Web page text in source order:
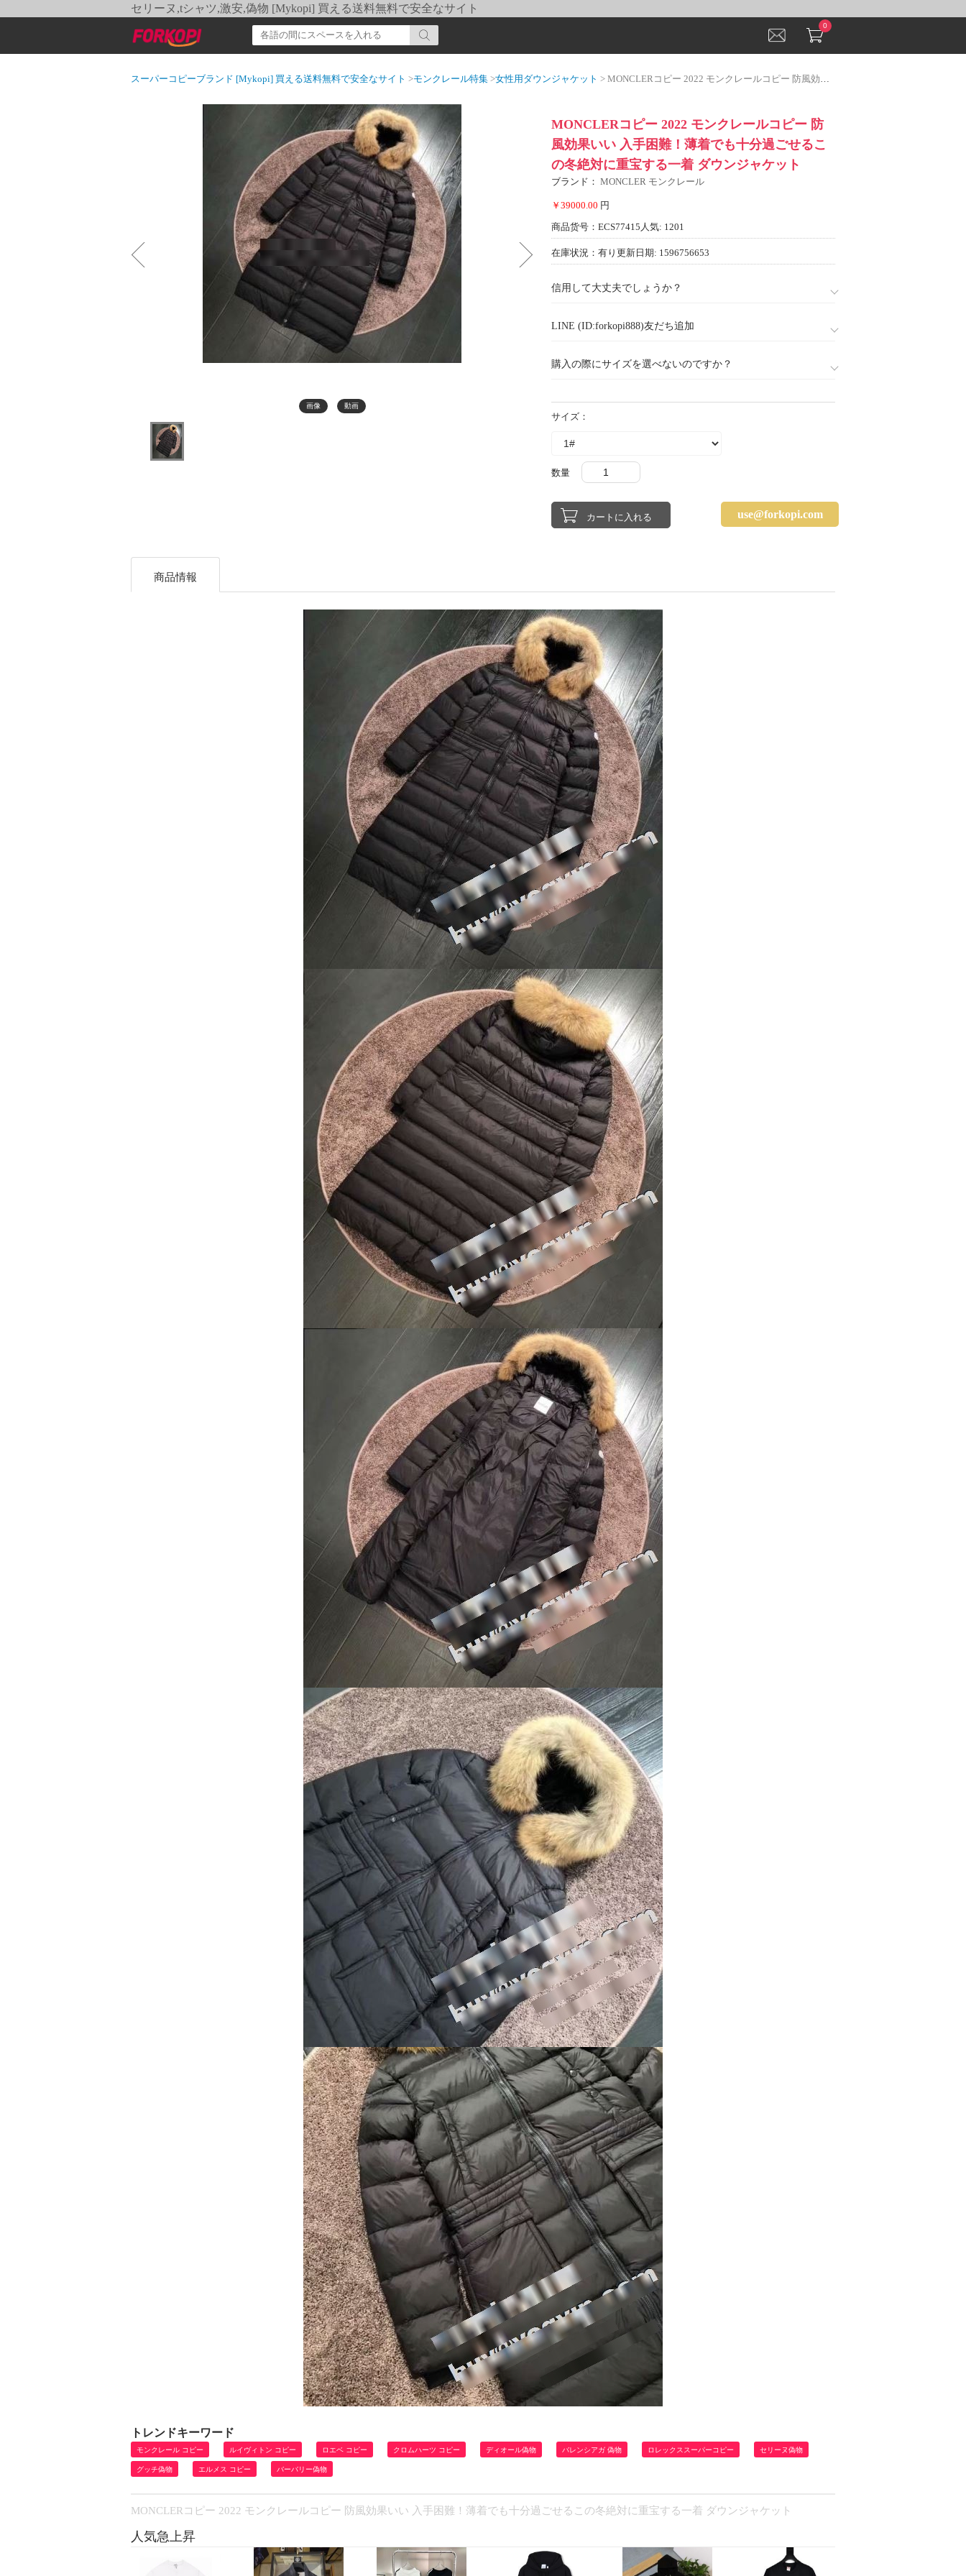
セリーヌ,tシャツ,激安,偽物 [Mykopi] 買える送料無料で安全なサイト
0
スーパーコピーブランド [Mykopi] 買える送料無料で安全なサイト >モンクレール特集 >女性用ダウンジャケット > MONCLERコピー 2022 モンクレールコピー 防風効果いい 入手困難！薄着でも十分過ごせるこの冬絶対に重宝する一着 ダウンジャケット
画像 動画
MONCLERコピー 2022 モンクレールコピー 防
風効果いい 入手困難！薄着でも十分過ごせるこ
の冬絶対に重宝する一着 ダウンジャケット
ブランド： MONCLER モンクレール
￥39000.00 円
商品货号：ECS77415 人気: 1201
在庫状況：有り 更新日期: 1596756653
信用して大丈夫でしょうか？
LINE (ID:forkopi888)友だち追加
購入の際にサイズを選べないのですか？
サイズ：
数量
use@forkopi.com
商品情報
トレンドキーワード
モンクレール コピー ルイヴィトン コピー ロエベ コピー クロムハーツ コピー ディオール偽物 バレンシアガ 偽物 ロレックススーパーコピー セリーヌ偽物
グッチ偽物 エルメス コピー バーバリー偽物
MONCLERコピー 2022 モンクレールコピー 防風効果いい 入手困難！薄着でも十分過ごせるこの冬絶対に重宝する一着 ダウンジャケット
人気急上昇